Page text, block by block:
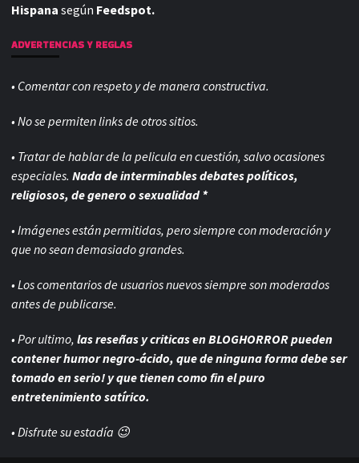
Hispana según Feedspot.
ADVERTENCIAS Y REGLAS
• Comentar con respeto y de manera constructiva.
• No se permiten links de otros sitios.
• Tratar de hablar de la pelicula en cuestión, salvo ocasiones
especiales. Nada de interminables debates políticos,
religiosos, de genero o sexualidad *
• Imágenes están permitidas, pero siempre conmoderación y
que no sean demasiado grandes.
• Los comentarios de usuarios nuevos siempre son moderados
antes de publicarse.
• Por ultimo, las reseñas y criticas en BLOGHORROR pueden
contener humor negro-ácido, que de ninguna forma debe ser
tomado en serio! y que tienen como fin el puro
entretenimiento satírico.
• Disfrute su estadía 😉